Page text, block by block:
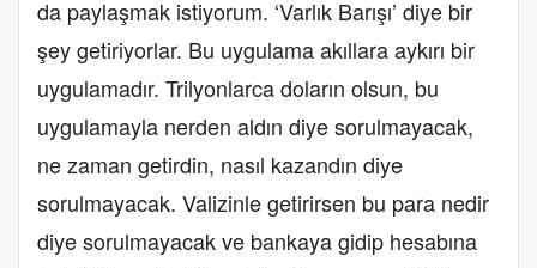
da paylaşmak istiyorum. ‘Varlık Barışı’ diye bir
şey getiriyorlar. Bu uygulama akıllara aykırı bir
uygulamadır. Trilyonlarca doların olsun, bu
uygulamayla nerden aldın diye sorulmayacak,
ne zaman getirdin, nasıl kazandın diye
sorulmayacak. Valizinle getirirsen bu para nedir
diye sorulmayacak ve bankaya gidip hesabına